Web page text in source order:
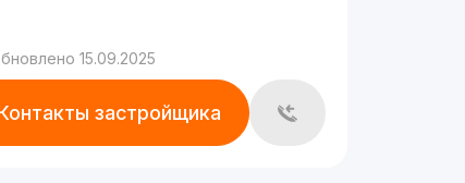
15.09.2025
застройщика